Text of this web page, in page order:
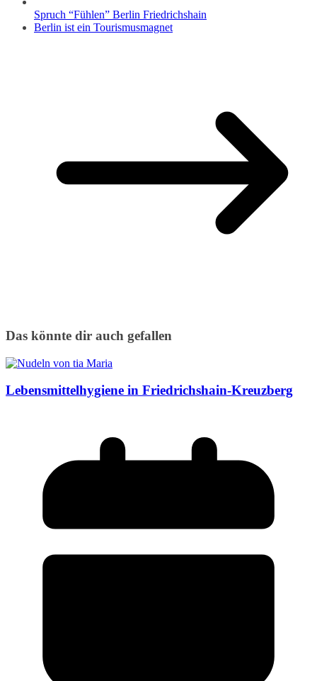
Spruch “Fühlen” Berlin Friedrichshain
Berlin ist ein Tourismusmagnet
Das könnte dir auch gefallen
Lebensmittelhygiene in Friedrichshain-Kreuzberg